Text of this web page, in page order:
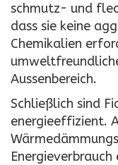
schmutz- und
dass sie keine
Chemikalien
Aussenbereich.
Schließlich sind
energieeffizient.